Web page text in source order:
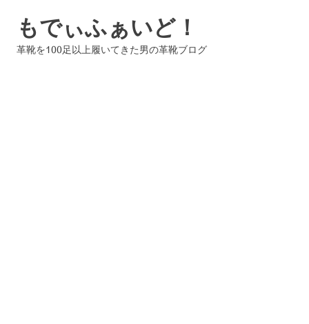
もでぃふぁいど！
革靴を100足以上履いてきた男の革靴ブログ